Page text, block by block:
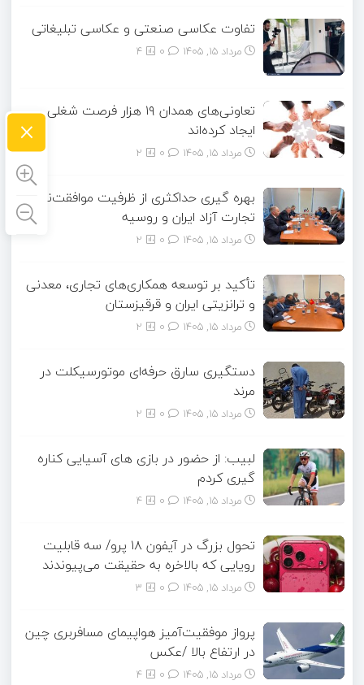
تفاوت عکاسی صنعتی و عکاسی تبلیغاتی
مرداد ۱۵, ۱۴۰۵ 4
تعاونی‌های همدان ۱۹ هزار فرصت شغلی
ایجاد کرده‌اند
مرداد ۱۵, ۱۴۰۵ 2
بهره گیری حداکثری از ظرفیت موافقت‌نامه
تجارت آزاد ایران و روسیه
مرداد ۱۵, ۱۴۰۵ 2
تأکید بر توسعه همکاری‌های تجاری، معدنی
و ترانزیتی ایران و قرقیزستان
مرداد ۱۵, ۱۴۰۵ 2
دستگیری سارق حرفه‌ای موتورسیکلت در
مرند
مرداد ۱۵, ۱۴۰۵ 2
لبیب: از حضور در بازی های آسیایی کناره
گیری کردم
مرداد ۱۵, ۱۴۰۵ 4
تحول بزرگ در آیفون ۱۸ پرو/ سه قابلیت
رویایی که بالاخره به حقیقت می‌پیوندند
مرداد ۱۵, ۱۴۰۵ 3
پرواز موفقیت‌آمیز هواپیمای مسافربری چین
در ارتفاع بالا /عکس
مرداد ۱۵, ۱۴۰۵ 4
×